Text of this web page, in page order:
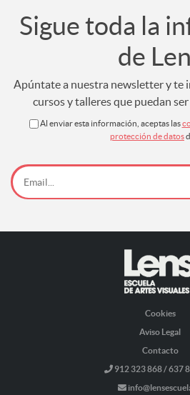
Sigue toda la
de
Apúntate a nuestra newsletter y te
cursos y talleres que puedan
Al enviar esta información, aceptas las
protección de datos
Cookies
Aviso Legal
Contacto
912 323 868 / 637